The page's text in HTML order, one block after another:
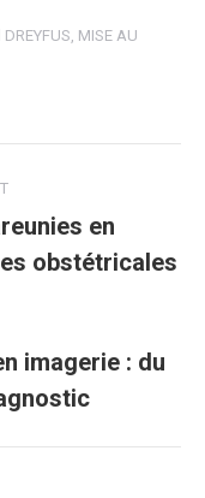
MISE AU
en
obstétricales
imagerie : du